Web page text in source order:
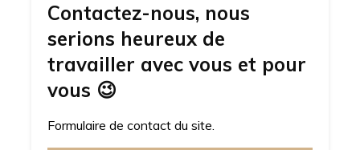
Contactez-nous, nous
serions heureux de
travailler avec vous et pour
vous 😉
Formulaire de contact du site.